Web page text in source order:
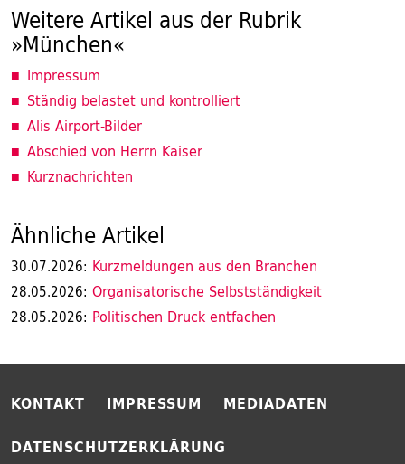
Weitere Artikel aus der Rubrik
»München«
Impressum
Ständig belastet und kontrolliert
Alis Airport-Bilder
Abschied von Herrn Kaiser
Kurznachrichten
Ähnliche Artikel
30.07.2026: Kurzmeldungen aus den Branchen
28.05.2026: Organisatorische Selbstständigkeit
28.05.2026: Politischen Druck entfachen
KONTAKT IMPRESSUM
MEDIADATEN
DATENSCHUTZERKLÄRUNG